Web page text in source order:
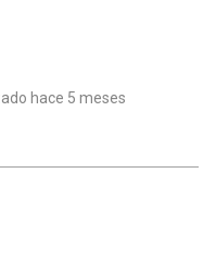
hace 5 meses